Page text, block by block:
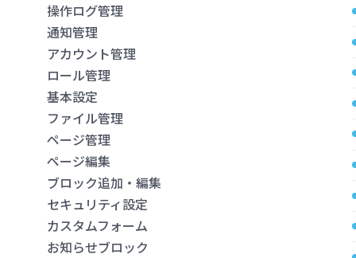
操作ログ管理
通知管理
アカウント管理
ロール管理
基本設定
ファイル管理
ページ管理
ページ編集
ブロック追加・編集
セキュリティ設定
カスタムフォーム
お知らせブロック